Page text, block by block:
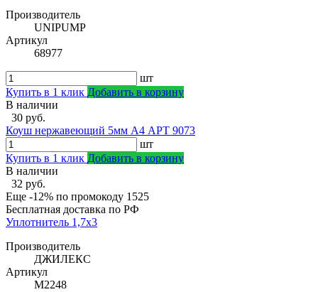
Производитель
UNIPUMP
Артикул
68977
шт
Купить в 1 клик Добавить в корзину
В наличии
30 руб.
Коуш нержавеющий 5мм А4 АРТ 9073
шт
Купить в 1 клик Добавить в корзину
В наличии
32 руб.
Еще -12% по промокоду 1525
Бесплатная доставка по РФ
Уплотнитель 1,7х3
Производитель
ДЖИЛЕКС
Артикул
М2248